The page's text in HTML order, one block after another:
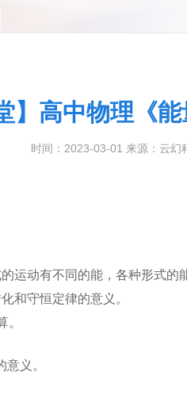
】高中物理《能
时间：2023-03-01 来源：云幻
运动有不同的能，各种形式的
和守恒定律的意义。
。
意义。